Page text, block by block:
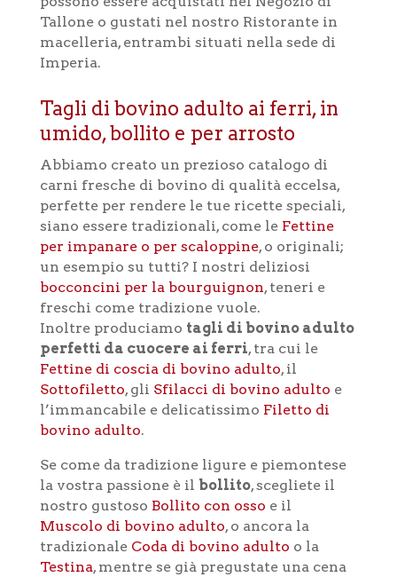
Tallone o gustati nel nostro Ristorante in
macelleria, entrambi situati nella sede di
Imperia.
Tagli di bovino adulto ai ferri, in
umido, bollito e per arrosto
Abbiamo creato un prezioso catalogo di
carni fresche di bovino di qualità eccelsa,
perfette per rendere le tue ricette speciali,
siano essere tradizionali, come le Fettine
per impanare o per scaloppine, o originali;
un esempio su tutti? I nostri deliziosi
bocconcini per la bourguignon, teneri e
freschi come tradizione vuole.
Inoltre produciamo tagli di bovino adulto
perfetti da cuocere ai ferri, tra cui le
Fettine di coscia di bovino adulto, il
Sottofiletto, gli Sfilacci di bovino adulto e
l’immancabile e delicatissimo Filetto di
bovino adulto.
Se come da tradizione ligure e piemontese
la vostra passione è il bollito, scegliete il
nostro gustoso Bollito con osso e il
Muscolo di bovino adulto, o ancora la
tradizionale Coda di bovino adulto o la
Testina, mentre se già pregustate una cena